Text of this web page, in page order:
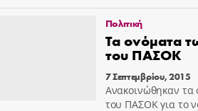
Πολιτική
Τα ονόματα
του ΠΑΣΟΚ
7 Σεπτεμβρίου, 2015
Ανακοινώθηκαν
του ΠΑΣΟΚ για το